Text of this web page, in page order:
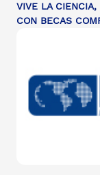
VIVE LA CIENCIA,
CON BECAS